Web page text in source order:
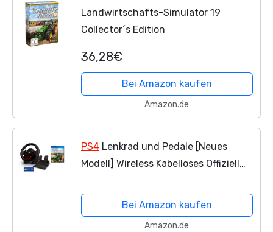
Landwirtschafts-Simulator 19
Collector´s Edition
36,28€
Bei Amazon kaufen
Amazon.de
PS4Lenkrad und Pedale [Neues
Modell] Wireless Kabelloses Offiziell
Simulator 19 / Landwirtschafts
Simulator 19
Bei Amazon kaufen
Amazon.de